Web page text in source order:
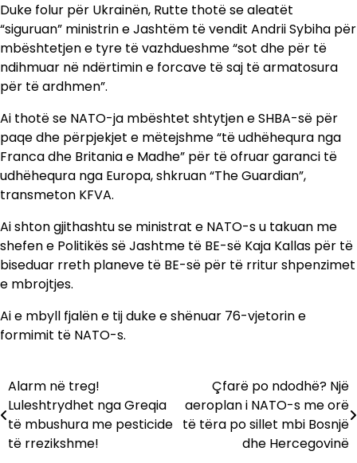
Duke folur për Ukrainën, Rutte thotë se aleatët
“siguruan” ministrin e Jashtëm të vendit Andrii Sybiha për
mbështetjen e tyre të vazhdueshme “sot dhe për të
ndihmuar në ndërtimin e forcave të saj të armatosura
për të ardhmen”.
Ai thotë se NATO-ja mbështet shtytjen e SHBA-së për
paqe dhe përpjekjet e mëtejshme “të udhëhequra nga
Franca dhe Britania e Madhe” për të ofruar garanci të
udhëhequra nga Europa, shkruan “The Guardian”,
transmeton KFVA.
Ai shton gjithashtu se ministrat e NATO-s u takuan me
shefen e Politikës së Jashtme të BE-së Kaja Kallas për të
biseduar rreth planeve të BE-së për të rritur shpenzimet
e mbrojtjes.
Ai e mbyll fjalën e tij duke e shënuar 76-vjetorin e
formimit të NATO-s.
Lëvizje
te
postimet
Alarm në treg!
Luleshtrydhet nga Greqia
të mbushura me pesticide
të rrezikshme!
Çfarë po ndodhë? Një
aeroplan i NATO-s me orë
të tëra po sillet mbi Bosnjë
dhe Hercegovinë